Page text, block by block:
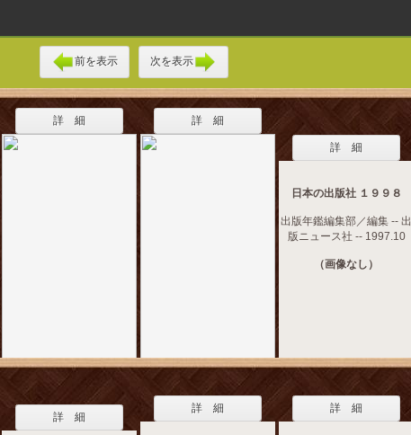
前を表示 次を表示
詳 細 詳 細
詳 細
日本の出版社 １９９８
出版年鑑編集部／編集 -- 出
版ニュース社 -- 1997.10
（画像なし）
詳 細
詳 細 詳 細